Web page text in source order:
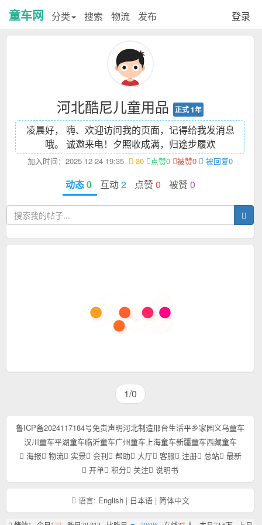
童车网 分类 搜索 物流 发布 登录
河北酷尼儿童用品 正式 1年
凌晨好， 嗨、欢迎访问我的页面，记得给我发消息
哦。 诚邀来电！ 夕照收成满，归途步履欢
加入时间：2025-12-24 19:35 30 点赞0 被赞0 被回复0
动态0 互动 2 点赞0 被赞0
1/0
鲁ICP备2024117184号免责声明河北制造邢台生活平乡家园义乌童车
汉川童车平湖童车临沂童车广州童车上海童车新疆童车西藏童车
海报
物流 实景 会刊 帮助 大厅 客服 注册 总站
最新
开单
积分 关注 说明书
语言: English| 日本语| 简体中文